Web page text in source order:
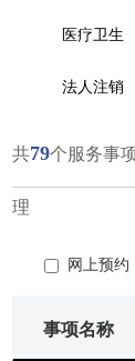
医疗卫生
法人注销
共79个服务事
理
网上预约